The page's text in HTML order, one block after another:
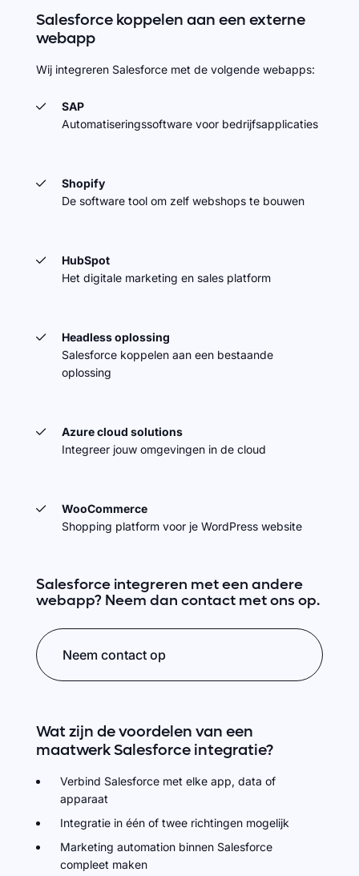
Salesforce koppelen aan een externe
webapp
Wij integreren Salesforce met de volgende webapps:
SAP
Automatiseringssoftware voor bedrijfsapplicaties
Shopify
De software tool om zelf webshops te bouwen
HubSpot
Het digitale marketing en sales platform
Headless oplossing
Salesforce koppelen aan een bestaande
oplossing
Azure cloud solutions
Integreer jouw omgevingen in de cloud
WooCommerce
Shopping platform voor je WordPress website
Salesforce integreren met een andere
webapp? Neem dan contact met ons op.
Neem contact op
Wat zijn devoordelen van een
maatwerkSalesforce integratie?
Verbind Salesforce met elke app, data of
apparaat
Integratie in één of twee richtingen mogelijk
Marketing automation binnen Salesforce
compleet maken